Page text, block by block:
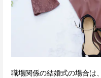
職場関係の結婚式の場合は、